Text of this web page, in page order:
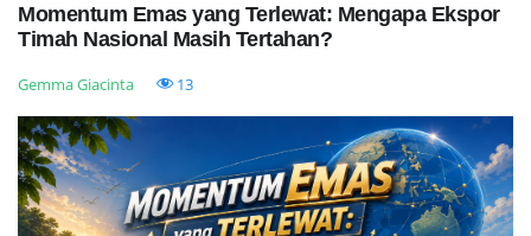
Momentum Emas yang Terlewat: Mengapa Ekspor
Timah Nasional Masih Tertahan?
Gemma Giacinta 13